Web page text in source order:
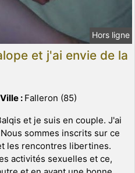
Hors ligne
et j'ai envie de la
Ville : Falleron (85)
et je suis en couple. J'ai
sommes inscrits sur ce
les rencontres libertines.
activités sexuelles et ce,